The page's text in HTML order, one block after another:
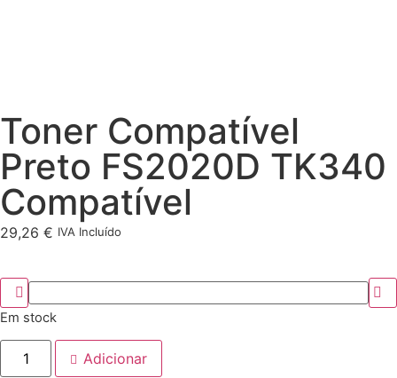
Toner Compatível
Preto FS2020D TK340
Compatível
29,26 € IVA Incluído
Em stock
Adicionar